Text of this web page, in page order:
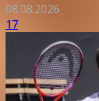
08.08.2026
17